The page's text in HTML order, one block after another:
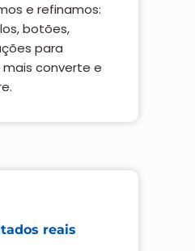
e refinamos:
botões,
para
converte e
reais